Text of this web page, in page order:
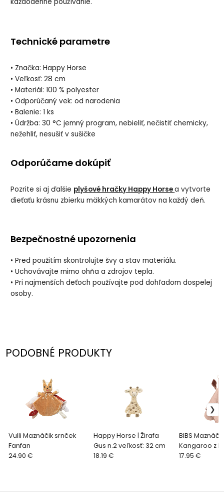
Technické parametre
• Značka: Happy Horse
• Veľkosť: 28 cm
• Materiál: 100 % polyester
• Odporúčaný vek: od narodenia
• Balenie: 1 ks
• Údržba: 30 °C jemný program, nebieliť, nečistiť chemicky,
nežehliť, nesušiť v sušičke
Odporúčame dokúpiť
Pozrite si aj ďalšie plyšové hračky Happy Horsea vytvorte
dieťaťu krásnu zbierku mäkkých kamarátov na každý deň.
Bezpečnostné upozornenia
• Pred použitím skontrolujte švy a stav materiálu.
• Uchovávajte mimo ohňa a zdrojov tepla.
• Pri najmenších deťoch používajte pod dohľadom dospelej
osoby.
PODOBNÉ PRODUKTY
Vulli Maznáčik srnček
Fanfan
24.90 €
Happy Horse | Žirafa
Gus n.2 veľkosť: 32 cm
18.19 €
BIBS Maznáčik
Kangaroo z
Blush
17.95 €